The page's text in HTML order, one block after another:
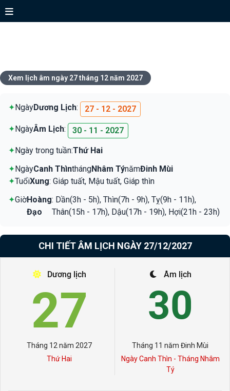
Xem lịch âm ngày 27 tháng 12 năm 2027
✦NgàyDương Lịch: 27 - 12 - 2027
✦NgàyÂm Lịch: 30 - 11 - 2027
✦Ngày trong tuần:Thứ Hai
✦NgàyCanh ThìnthángNhâm TýnămĐinh Mùi
✦TuổiXung: Giáp tuất, Mậu tuất, Giáp thìn
✦GiờHoàng
Đạo
: Dần(3h - 5h), Thìn(7h - 9h), Tỵ(9h - 11h),
Thân(15h - 17h), Dậu(17h - 19h), Hợi(21h - 23h)
CHI TIẾT ÂM LỊCH NGÀY 27/12/2027
Dương lịch
27
Tháng 12 năm 2027
Thứ Hai
Âm lịch
30
Tháng 11 năm Đinh Mùi
Ngày Canh Thìn - Tháng Nhâm
Tý